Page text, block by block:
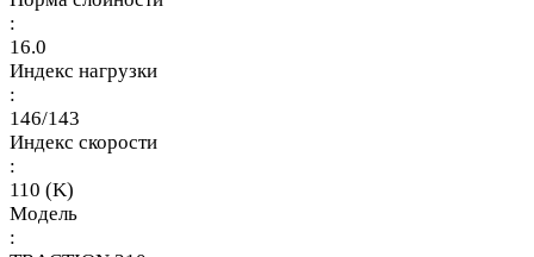
:
16.0
Индекс нагрузки
:
146/143
Индекс скорости
:
110 (K)
Модель
: